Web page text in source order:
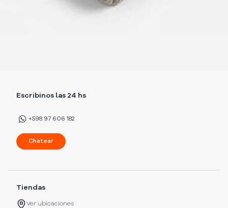
Escribinos las 24 hs
+598 97 606 182
Chatear
Tiendas
Ver ubicaciones